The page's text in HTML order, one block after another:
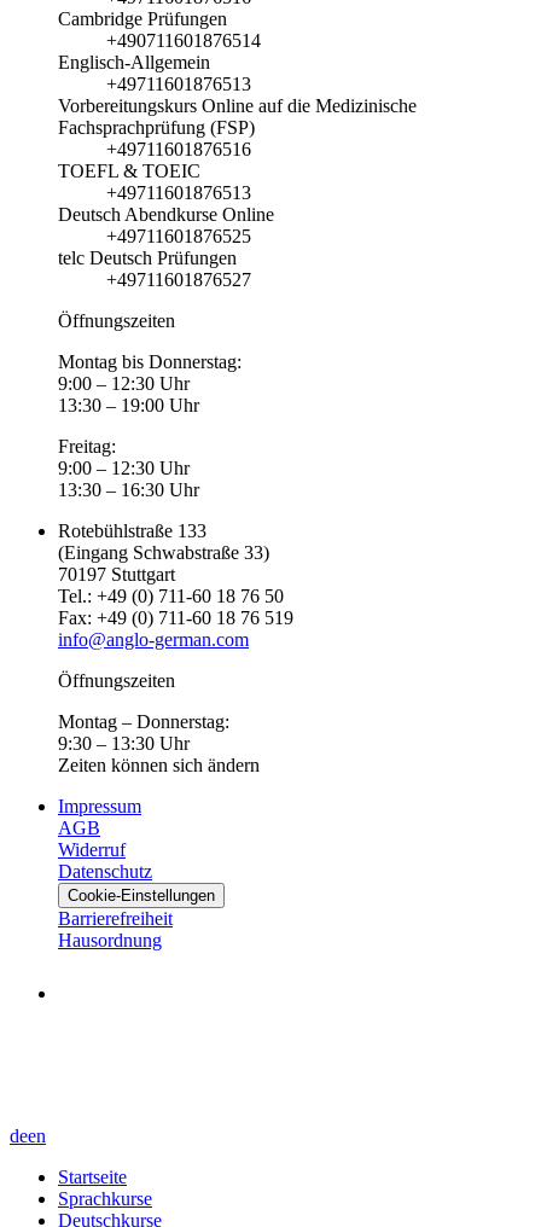
Cambridge Prüfungen
+490711601876514
Englisch-Allgemein
+49711601876513
Vorbereitungskurs Online auf die Medizinische
Fachsprachprüfung (FSP)
+49711601876516
TOEFL & TOEIC
+49711601876513
Deutsch Abendkurse Online
+49711601876525
telc Deutsch Prüfungen
+49711601876527
Öffnungszeiten
Montag bis Donnerstag:
9:00 – 12:30 Uhr
13:30 – 19:00 Uhr
Freitag:
9:00 – 12:30 Uhr
13:30 – 16:30 Uhr
Rotebühlstraße 133
(Eingang Schwabstraße 33)
70197 Stuttgart
Tel.: +49 (0) 711-60 18 76 50
Fax: +49 (0) 711-60 18 76 519
info@anglo-german.com
Öffnungszeiten
Montag – Donnerstag:
9:30 – 13:30 Uhr
Zeiten können sich ändern
Impressum
AGB
Widerruf
Datenschutz
Cookie-Einstellungen
Barrierefreiheit
Hausordnung
deen
Startseite
Sprachkurse
Deutschkurse